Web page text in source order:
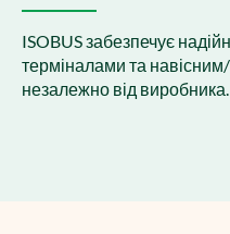
ISOBUS забезпечує
терміналами та
незалежно від виробника.